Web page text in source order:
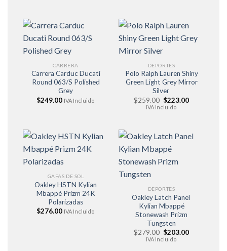
CARRERA
Carrera Carduc Ducati
Round 063/S Polished
Grey
$249.00 IVA Incluido
DEPORTES
Polo Ralph Lauren Shiny
Green Light Grey Mirror
Silver
$259.00 El
precio
$223.00El
IVA Incluido
GAFAS DE SOL
Oakley HSTN Kylian
Mbappé Prizm 24K
Polarizadas
$276.00 IVA Incluido
DEPORTES
Oakley Latch Panel
Kylian Mbappé
Stonewash Prizm
Tungsten
$279.00 El
precio
$203.00El
IVA Incluido